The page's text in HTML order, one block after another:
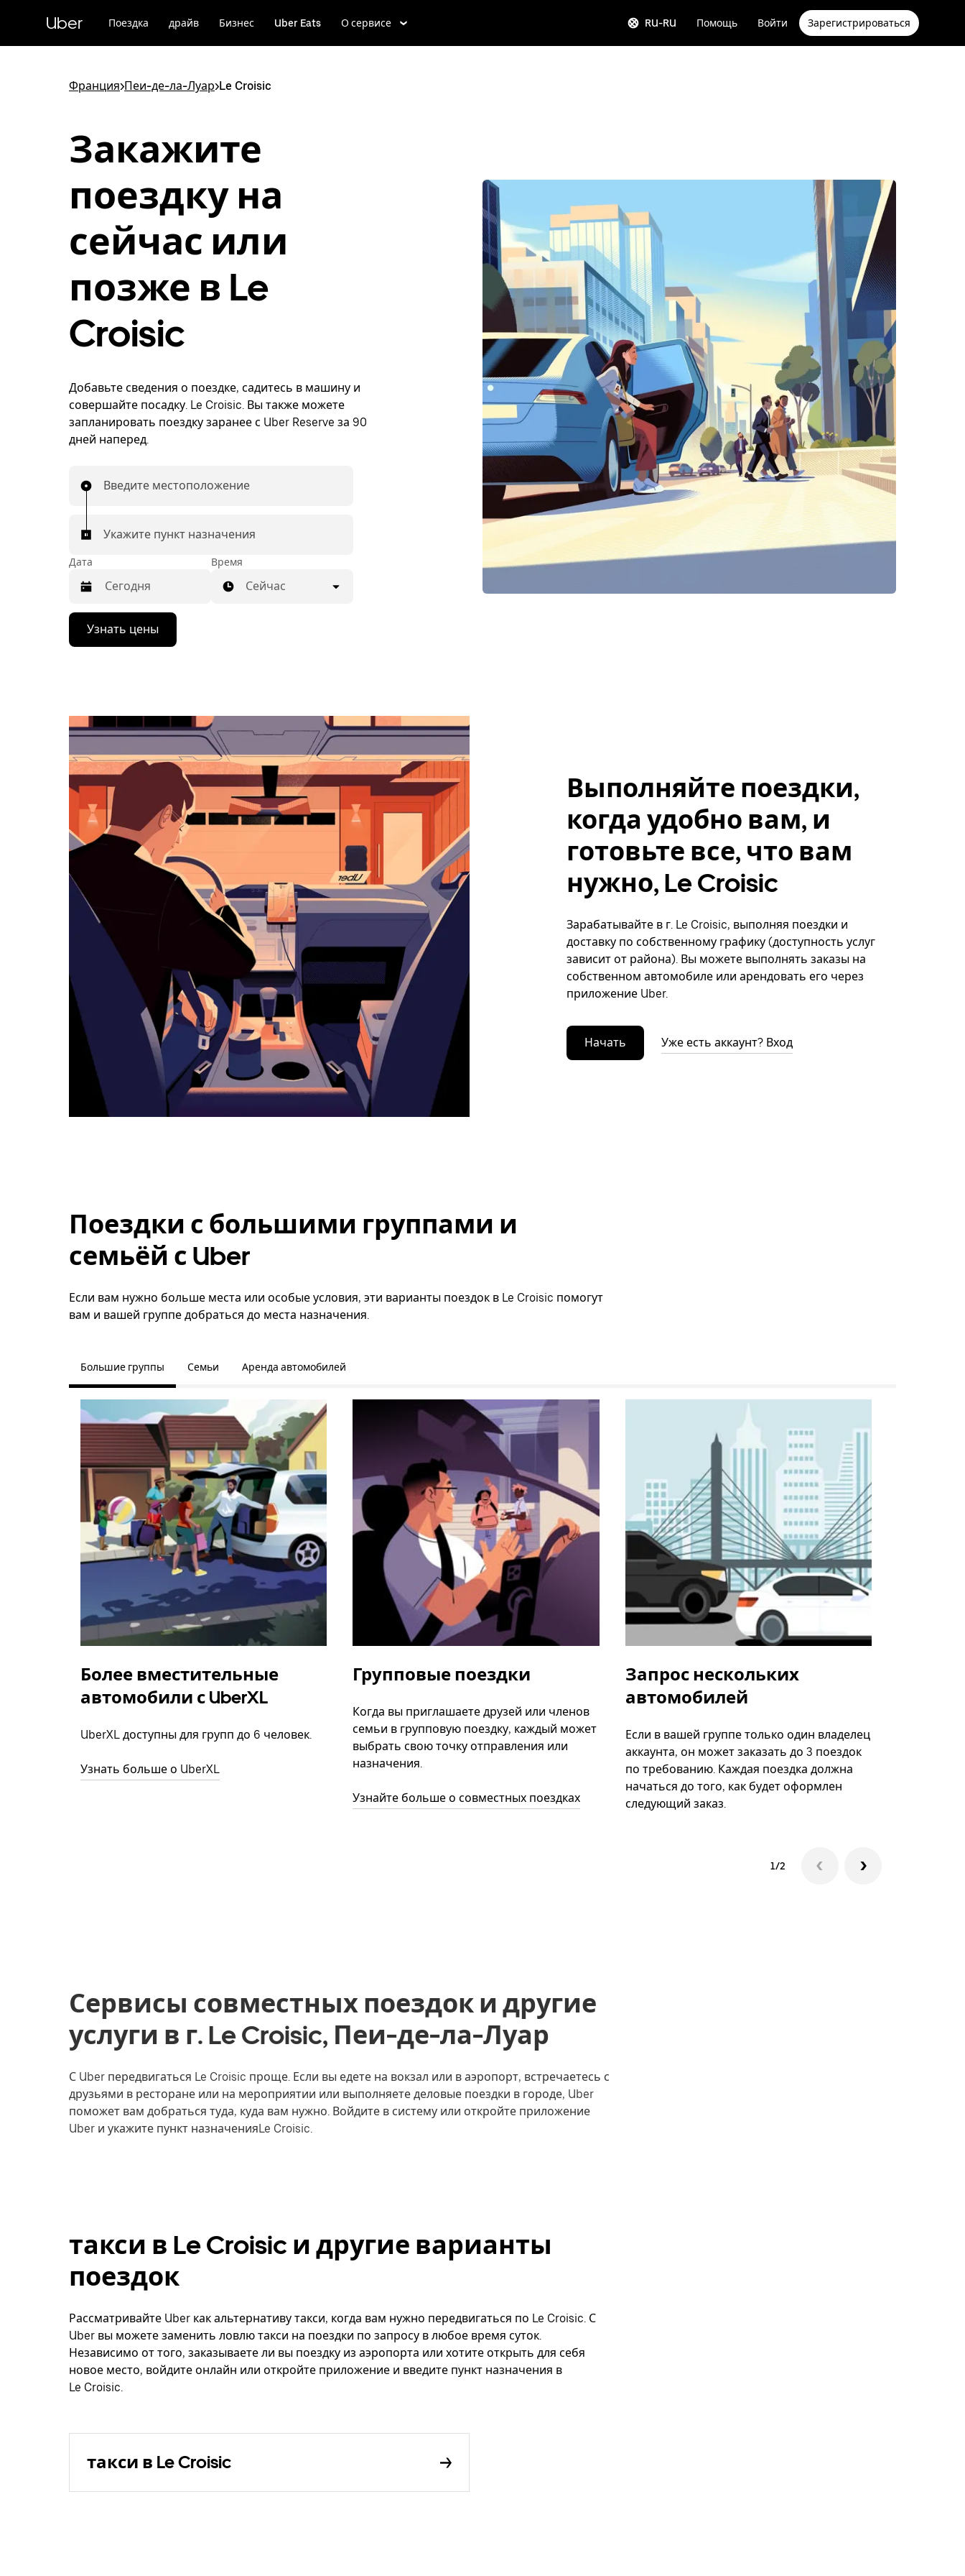
к
Uber Поездка драйв Бизнес Uber Eats О сервисе RU-RU Помощь Войти Зарегистрироваться
Франция>Пеи-де-ла-Луар>Le Croisic
Закажите
поездку на
сейчас или
позже в Le
Croisic
Добавьте сведения о поездке, садитесь в машину и
совершайте посадку. Le Croisic. Вы также можете
запланировать поездку заранее с Uber Reserve за 90
дней наперед.
Введите местоположение
Укажите пункт назначения
Дата
Нажмите
стрелку
вниз,
выбрать
дату.
закрыть
календарь,
нажмите
Esc.
Время
Сейчас
Узнать цены
Выполняйте поездки,
когда удобно вам, и
готовьте все, что вам
нужно, Le Croisic
Зарабатывайте в г. Le Croisic, выполняя поездки и
доставку по собственному графику (доступность услуг
зависит от района). Вы можете выполнять заказы на
собственном автомобиле или арендовать его через
приложение Uber.
Начать Уже есть аккаунт? Вход
Поездки с большими группами и
семьёй с Uber
Если вам нужно больше места или особые условия, эти варианты поездок в Le Croisic помогут
вам и вашей группе добраться до места назначения.
Большие группы Семьи Аренда автомобилей
Более вместительные
автомобили с UberXL
UberXL доступны для групп до 6 человек.
Узнать больше о UberXL
Групповые поездки
Когда вы приглашаете друзей или членов
семьи в групповую поездку, каждый может
выбрать свою точку отправления или
назначения.
Узнайте больше о совместных поездках
Запрос нескольких
автомобилей
Если в вашей группе только один владелец
аккаунта, он может заказать до 3 поездок
по требованию. Каждая поездка должна
начаться до того, как будет оформлен
следующий заказ.
1/2
Сервисы совместных поездок и другие
услуги в г. Le Croisic, Пеи-де-ла-Луар
С Uber передвигаться Le Croisic проще. Если вы едете на вокзал или в аэропорт, встречаетесь с
друзьями в ресторане или на мероприятии или выполняете деловые поездки в городе, Uber
поможет вам добраться туда, куда вам нужно. Войдите в систему или откройте приложение
Uber и укажите пункт назначенияLe Croisic.
такси в Le Croisic и другие варианты
поездок
Рассматривайте Uber как альтернативу такси, когда вам нужно передвигаться по Le Croisic. С
Uber вы можете заменить ловлю такси на поездки по запросу в любое время суток.
Независимо от того, заказываете ли вы поездку из аэропорта или хотите открыть для себя
новое место, войдите онлайн или откройте приложение и введите пункт назначения в
Le Croisic.
такси в Le Croisic